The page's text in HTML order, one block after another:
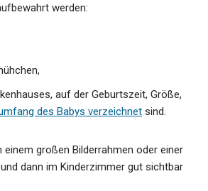
werden:
auf der Geburtszeit, Größe,
des Babys verzeichnet sind.
einem großen Bilderrahmen oder einer
dann im Kinderzimmer gut sichtbar